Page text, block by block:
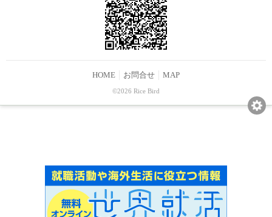
HOME お問合せ MAP
©2026 Rice Bird